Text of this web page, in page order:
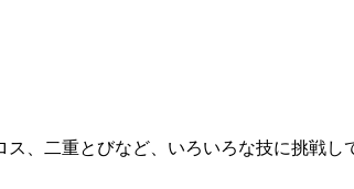
、二重とびなど、いろいろな技に挑戦し